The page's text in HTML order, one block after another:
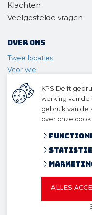
Klachten
Veelgestelde vragen
Over ons
Twee locaties
Voor wie
Ons team
Geschiedenis
©
volledig
KPS Delft
werking van de
gebruik van de
over onze
ALLES